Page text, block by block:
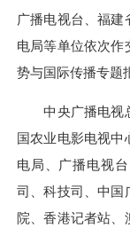
广播电视台、福
电局等单位依次作
势与国际传播专题
中央广播电视
国农业电影电视中
电局、广播电视
司、科技司、中国
院、香港记者站、